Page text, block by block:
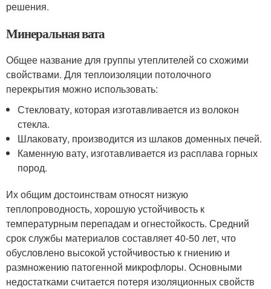
решения.
Минеральная вата
Общее название для группы утеплителей со схожими
свойствами. Для теплоизоляции потолочного
перекрытия можно использовать:
Стекловату, которая изготавливается из волокон
стекла.
Шлаковату, производится из шлаков доменных печей.
Каменную вату, изготавливается из расплава горных
пород.
Их общим достоинствам относят низкую
теплопроводность, хорошую устойчивость к
температурным перепадам и огнестойкость. Средний
срок службы материалов составляет 40-50 лет, что
обусловлено высокой устойчивостью к гниению и
размножению патогенной микрофлоры. Основными
недостатками считается потеря изоляционных свойств